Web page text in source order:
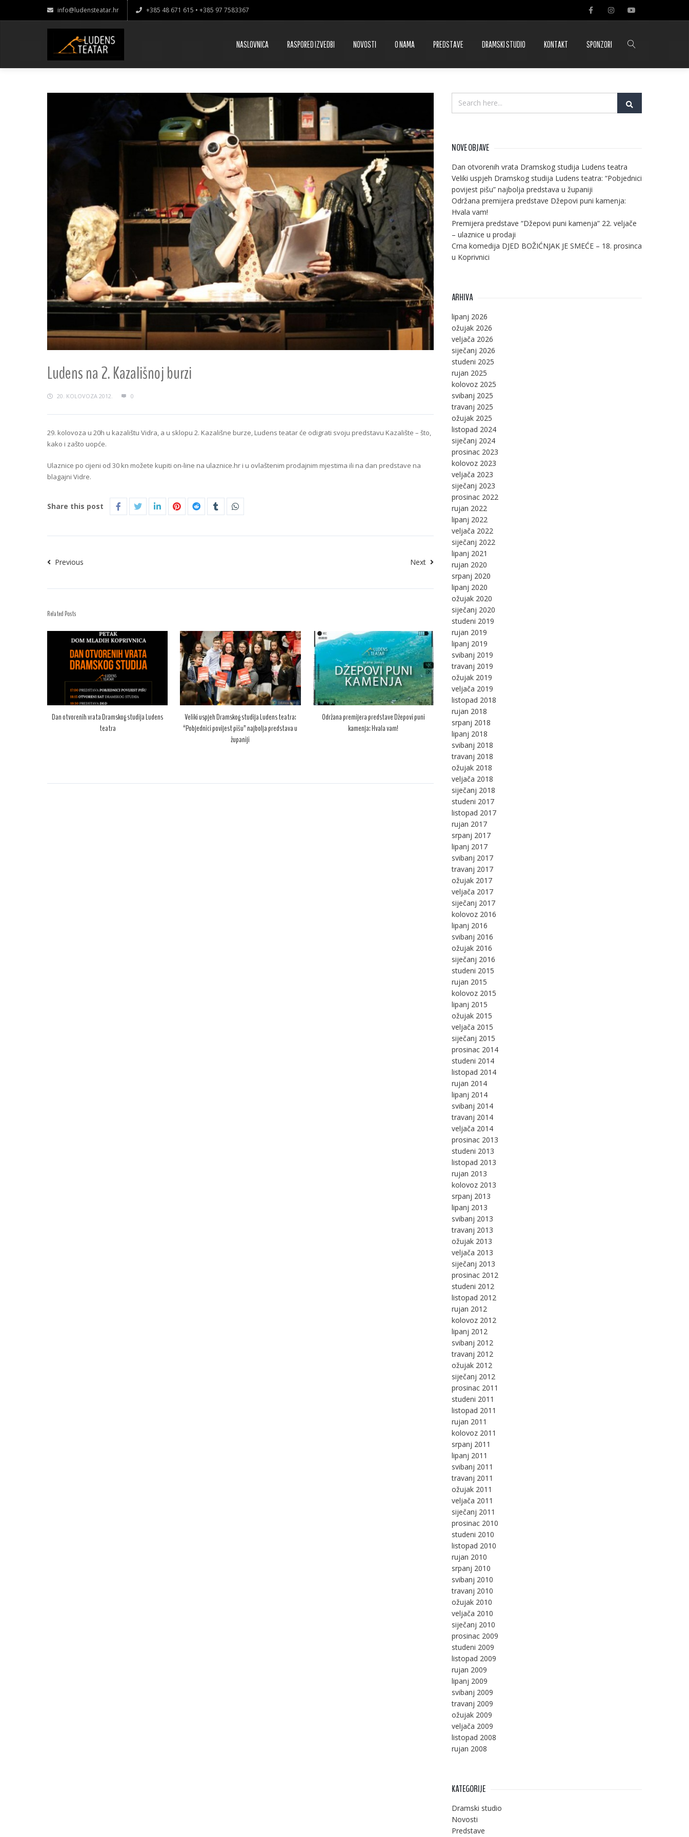
info@ludensteatar.hr +385 48 671 615 • +385 97 7583367
NASLOVNICA RASPORED IZVEDBI NOVOSTI O NAMA PREDSTAVE DRAMSKI STUDIO KONTAKT SPONZORI
Ludens na 2. Kazališnoj burzi
20. KOLOVOZA 2012. 0
29. kolovoza u 20h u kazalištu Vidra, a u sklopu 2. Kazališne burze, Ludens teatar će odigrati svoju predstavu Kazalište – što,
kako i zašto uopće.
Ulaznice po cijeni od 30 kn možete kupiti on-line na ulaznice.hr i u ovlaštenim prodajnim mjestima ili na dan predstave na
blagajni Vidre.
Share this post
Previous Next
Related Posts
Dan otvorenih vrata Dramskog studija Ludens
teatra
Veliki uspjeh Dramskog studija Ludens teatra:
“Pobjednici povijest pišu” najbolja predstava u
županiji
Održana premijera predstave Džepovi puni
kamenja: Hvala vam!
NOVE OBJAVE
Dan otvorenih vrata Dramskog studija Ludens teatra
Veliki uspjeh Dramskog studija Ludens teatra: “Pobjednici
povijest pišu” najbolja predstava u županiji
Održana premijera predstave Džepovi puni kamenja:
Hvala vam!
Premijera predstave “Džepovi puni kamenja” 22. veljače
– ulaznice u prodaji
Crna komedija DJED BOŽIĆNJAK JE SMEĆE – 18. prosinca
u Koprivnici
ARHIVA
lipanj 2026
ožujak 2026
veljača 2026
siječanj 2026
studeni 2025
rujan 2025
kolovoz 2025
svibanj 2025
travanj 2025
ožujak 2025
listopad 2024
siječanj 2024
prosinac 2023
kolovoz 2023
veljača 2023
siječanj 2023
prosinac 2022
rujan 2022
lipanj 2022
veljača 2022
siječanj 2022
lipanj 2021
rujan 2020
srpanj 2020
lipanj 2020
ožujak 2020
siječanj 2020
studeni 2019
rujan 2019
lipanj 2019
svibanj 2019
travanj 2019
ožujak 2019
veljača 2019
listopad 2018
rujan 2018
srpanj 2018
lipanj 2018
svibanj 2018
travanj 2018
ožujak 2018
veljača 2018
siječanj 2018
studeni 2017
listopad 2017
rujan 2017
srpanj 2017
lipanj 2017
svibanj 2017
travanj 2017
ožujak 2017
veljača 2017
siječanj 2017
kolovoz 2016
lipanj 2016
svibanj 2016
ožujak 2016
siječanj 2016
studeni 2015
rujan 2015
kolovoz 2015
lipanj 2015
ožujak 2015
veljača 2015
siječanj 2015
prosinac 2014
studeni 2014
listopad 2014
rujan 2014
lipanj 2014
svibanj 2014
travanj 2014
veljača 2014
prosinac 2013
studeni 2013
listopad 2013
rujan 2013
kolovoz 2013
srpanj 2013
lipanj 2013
svibanj 2013
travanj 2013
ožujak 2013
veljača 2013
siječanj 2013
prosinac 2012
studeni 2012
listopad 2012
rujan 2012
kolovoz 2012
lipanj 2012
svibanj 2012
travanj 2012
ožujak 2012
siječanj 2012
prosinac 2011
studeni 2011
listopad 2011
rujan 2011
kolovoz 2011
srpanj 2011
lipanj 2011
svibanj 2011
travanj 2011
ožujak 2011
veljača 2011
siječanj 2011
prosinac 2010
studeni 2010
listopad 2010
rujan 2010
srpanj 2010
svibanj 2010
travanj 2010
ožujak 2010
veljača 2010
siječanj 2010
prosinac 2009
studeni 2009
listopad 2009
rujan 2009
lipanj 2009
svibanj 2009
travanj 2009
ožujak 2009
veljača 2009
listopad 2008
rujan 2008
KATEGORIJE
Dramski studio
Novosti
Predstave